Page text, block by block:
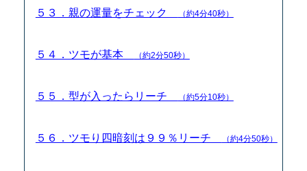
５３．親の運量をチェック （約4分40秒）
５４．ツモが基本 （約2分50秒）
５５．型が入ったらリーチ （約5分10秒）
５６．ツモり四暗刻は９９％リーチ （約4分50秒）